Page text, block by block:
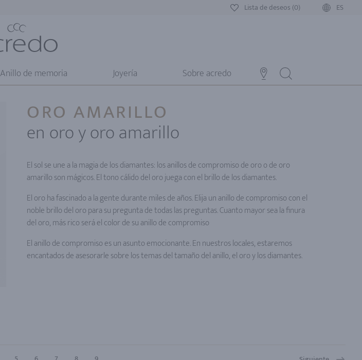
Lista de deseos (0) ES
Anillo de memoria Joyería Sobre acredo
ORO AMARILLO
en oro y oro amarillo
El sol se une a la magia de los diamantes: los anillos de compromiso de oro o de oro
amarillo son mágicos. El tono cálido del oro juega con el brillo de los diamantes.
El oro ha fascinado a la gente durante miles de años. Elija un anillo de compromiso con el
noble brillo del oro para su pregunta de todas las preguntas. Cuanto mayor sea la finura
del oro, más rico será el color de su anillo de compromiso
El anillo de compromiso es un asunto emocionante. En nuestros locales, estaremos
encantados de asesorarle sobre los temas del tamaño del anillo, el oro y los diamantes.